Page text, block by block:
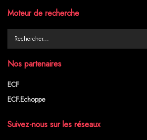
Moteur de recherche
Nos partenaires
ECF
ECF.Echoppe
Suivez-nous sur les réseaux